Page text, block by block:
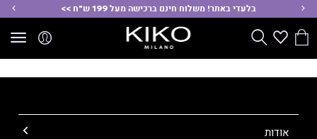
בלעדי באתר! משלוח חינם ברכישה מעל 199 ש"ח >>
הסל
Wishlistחפש
אודות